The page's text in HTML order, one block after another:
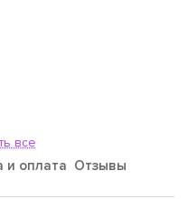
все
и оплата Отзывы